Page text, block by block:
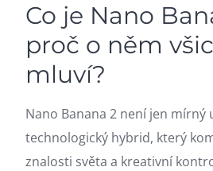
Co je Nano
proč o něm
mluví?
Nano Banana 2 není jen mírný
technologický hybrid, který
znalosti světa a kreativní